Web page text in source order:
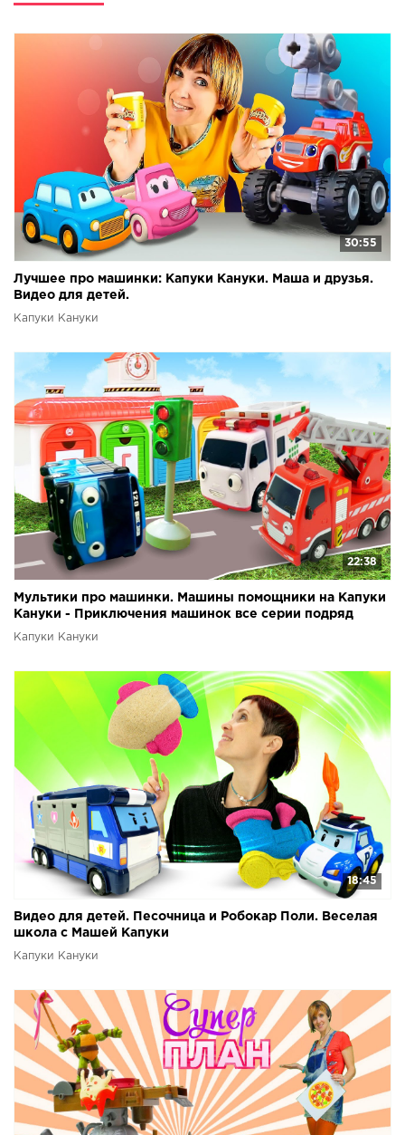
30:55
Лучшее про машинки: Капуки Кануки. Маша и друзья.
Видео для детей.
Капуки Кануки
22:38
Мультики про машинки. Машины помощники на Капуки
Кануки - Приключения машинок все серии подряд
Капуки Кануки
18:45
Видео для детей. Песочница и Робокар Поли. Веселая
школа с Машей Капуки
Капуки Кануки